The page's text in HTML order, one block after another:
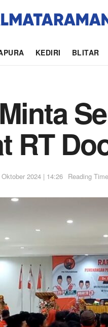
KEDIRI BLITAR
RT
2024 | 14:26 Reading